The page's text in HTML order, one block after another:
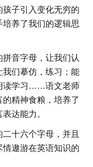
子引入变化无穷的
养了我们的逻辑思
音字母，让我们认
们摹仿，练习；能
读学习……语文老师
精神食粮，培养了
达能力。
十六个字母，并且
遨游在英语知识的